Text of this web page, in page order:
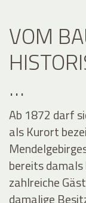
VOM
…
Ab 1872 darf
als Kurort
bereits
zahlreiche
damalige